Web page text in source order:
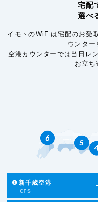
宅配
選べ
イモトのWiFiは宅配のお受
ウンター
空港カウンターでは当日レ
お立ち
❶ 新千歳空港
CTS